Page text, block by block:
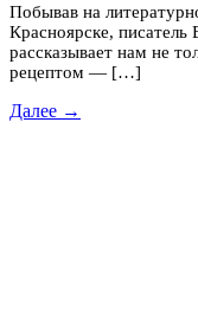
Побывав на
Красноярске,
рассказывает нам не
рецептом — […]
Далее →